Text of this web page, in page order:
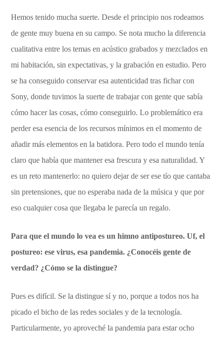
Hemos tenido mucha suerte. Desde el principio nos rodeamos
de gente muy buena en su campo. Se nota mucho la diferencia
cualitativa entre los temas en acústico grabados y mezclados en
mi habitación, sin expectativas, y la grabación en estudio. Pero
se ha conseguido conservar esa autenticidad tras fichar con
Sony, donde tuvimos la suerte de trabajar con gente que sabía
cómo hacer las cosas, cómo conseguirlo. Lo problemático era
perder esa esencia de los recursos mínimos en el momento de
añadir más elementos en la batidora. Pero todo el mundo tenía
claro que había que mantener esa frescura y esa naturalidad. Y
es un reto mantenerlo: no quiero dejar de ser ese tío que cantaba
sin pretensiones, que no esperaba nada de la música y que por
eso cualquier cosa que llegaba le parecía un regalo.
Para que el mundo lo vea es un himno antipostureo. Uf, el
postureo: ese virus, esa pandemia. ¿Conocéis gente de
verdad? ¿Cómo se la distingue?
Pues es difícil. Se la distingue sí y no, porque a todos nos ha
picado el bicho de las redes sociales y de la tecnología.
Particularmente, yo aproveché la pandemia para estar ocho